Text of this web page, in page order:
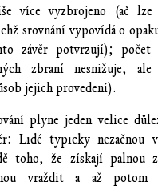
více vyzbrojeno (ač
srovnání vypovídá o
závěr potvrzují); počet
zbraní nesnižuje, ale
jejich provedení).
plyne jeden velice
Lidé typicky nezačnou
toho, že získají palnou
vraždit a až potom